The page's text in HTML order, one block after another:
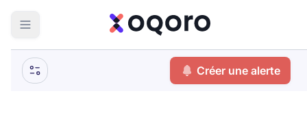
Votre
recherche
Créer une alerte